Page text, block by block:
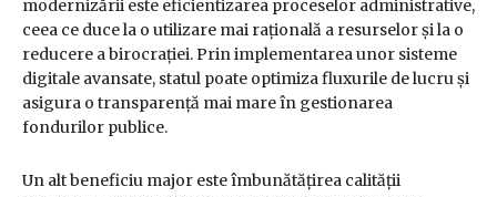
modernizării este eficientizarea proceselor administrative,
ceea ce duce la o utilizare mai rațională a resurselor și la o
reducere a birocrației. Prin implementarea unor sisteme
digitale avansate, statul poate optimiza fluxurile de lucru și
asigura o transparență mai mare în gestionarea
fondurilor publice.
Un alt beneficiu major este îmbunătățirea calității